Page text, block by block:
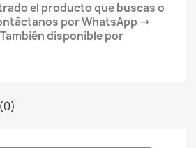
el producto que buscas o
por WhatsApp →
disponible por